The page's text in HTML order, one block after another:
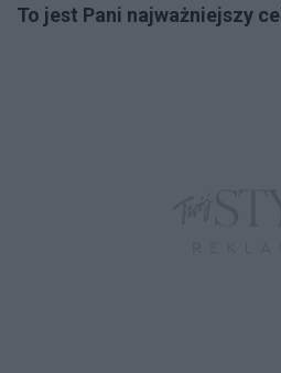
To jest Pani najważniejszy